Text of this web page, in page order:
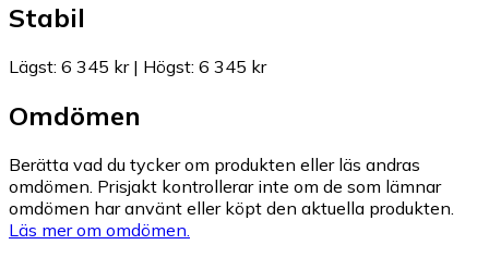
Stabil
Lägst: 6 345 kr| Högst: 6 345 kr
Omdömen
Berätta vad du tycker om produkten eller läs andras
omdömen. Prisjakt kontrollerar inte om de som lämnar
omdömen har använt eller köpt den aktuella produkten.
Läs mer om omdömen.